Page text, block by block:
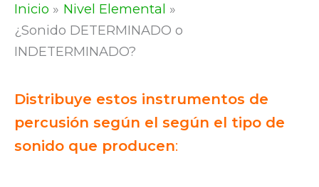
Inicio
Nivel Elemental
¿Sonido DETERMINADO o
INDETERMINADO?
Distribuye estos instrumentos de
percusión según el según el tipo de
sonido que producen: